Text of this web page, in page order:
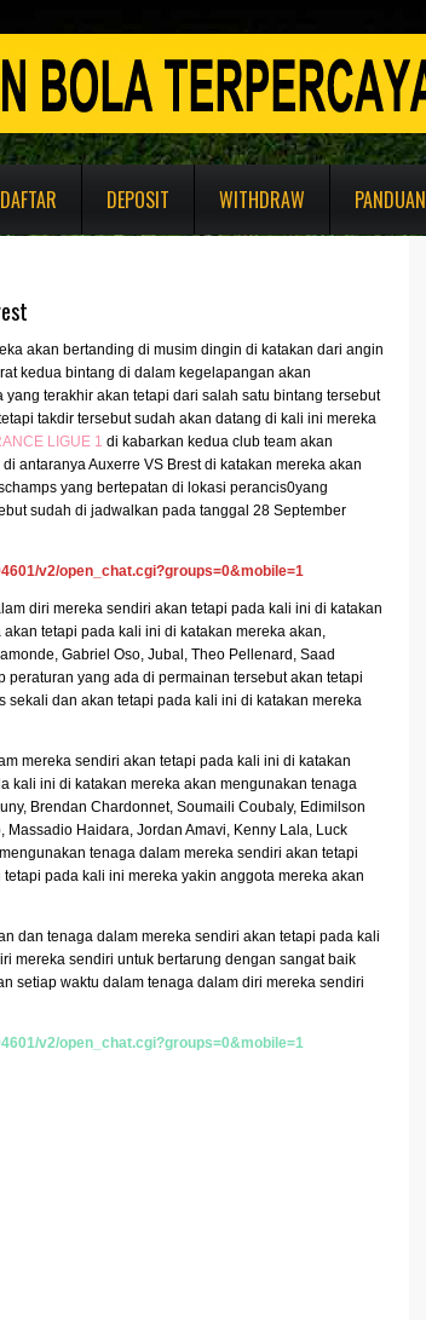
DAFTAR DEPOSIT WITHDRAW PANDUAN
akan bertanding di musim dingin di katakan dari angin
kedua bintang di dalam kegelapangan akan
terakhir akan tetapi dari salah satu bintang tersebut
takdir tersebut sudah akan datang di kali ini mereka
LIGUE 1 di kabarkan kedua club team akan
antaranya Auxerre VS Brest di katakan mereka akan
yang bertepatan di lokasi perancis0yang
sudah di jadwalkan pada tanggal 28 September
v2/open_chat.cgi?groups=0&mobile=1
diri mereka sendiri akan tetapi pada kali ini di katakan
tetapi pada kali ini di katakan mereka akan,
Gabriel Oso, Jubal, Theo Pellenard, Saad
yang ada di permainan tersebut akan tetapi
dan akan tetapi pada kali ini di katakan mereka
mereka sendiri akan tetapi pada kali ini di katakan
kali ini di katakan mereka akan mengunakan tenaga
Brendan Chardonnet, Soumaili Coubaly, Edimilson
Haidara, Jordan Amavi, Kenny Lala, Luck
tenaga dalam mereka sendiri akan tetapi
pada kali ini mereka yakin anggota mereka akan
dan tenaga dalam mereka sendiri akan tetapi pada kali
mereka sendiri untuk bertarung dengan sangat baik
setiap waktu dalam tenaga dalam diri mereka sendiri
v2/open_chat.cgi?groups=0&mobile=1